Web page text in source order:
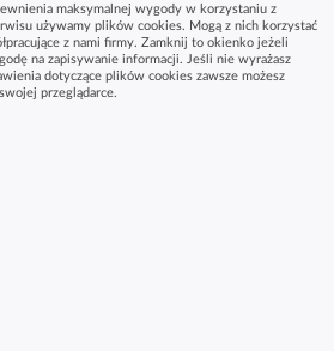
maksymalnej wygody w korzystaniu z
używamy plików cookies. Mogą z nich korzystać
z nami firmy. Zamknij to okienko jeżeli
na zapisywanie informacji. Jeśli nie wyrażasz
dotyczące plików cookies zawsze możesz
przeglądarce.